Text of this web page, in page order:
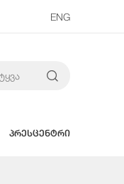
ENG
პრესცენტრი